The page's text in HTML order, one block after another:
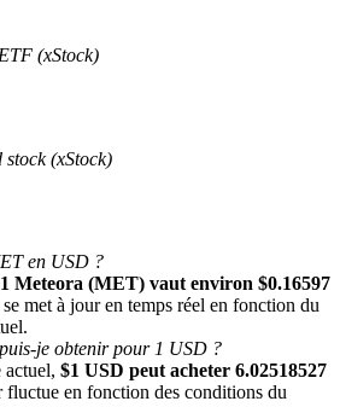
!
(xStock)
stock (xStock)
en USD ?
1 Meteora (MET) vaut environ $0.16597
met à jour en temps réel en fonction du
je obtenir pour 1 USD ?
actuel, $1 USD peut acheter 6.02518527
fluctue en fonction des conditions du